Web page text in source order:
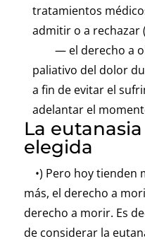
tratamientos
admitir o a rechazar
— el derecho a
paliativo del dolor
a fin de evitar el
adelantar el
La
elegida
•) Pero hoy tienden
más, el derecho a
derecho a morir. Es
de considerar la